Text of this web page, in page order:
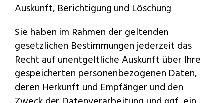
Auskunft, Berichtigung und Löschung
Sie haben im Rahmen der geltenden
gesetzlichen Bestimmungen jederzeit das
Recht auf unentgeltliche Auskunft über Ihre
gespeicherten personenbezogenen Daten,
deren Herkunft und Empfänger und den